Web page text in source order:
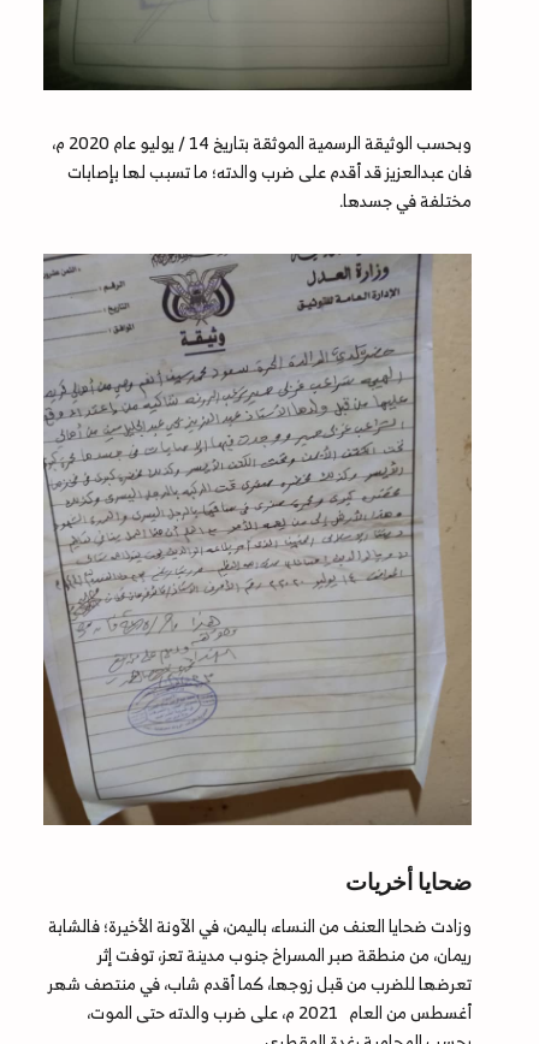
وبحسب الوثيقة الرسمية الموثقة بتاريخ 14 / يوليو عام 2020 م،
فان عبدالعزيز قد أقدم على ضرب والدته؛ ما تسبب لها بإصابات
مختلفة في جسدها.
ضحايا أخريات
وزادت ضحايا العنف من النساء، باليمن، في الآونة الأخيرة؛ فالشابة
ريمان، من منطقة صبر المسراخ جنوب مدينة تعز، توفت إثر
تعرضها للضرب من قبل زوجها، كما أقدم شاب، في منتصف شهر
أغسطس من العام 2021 م، على ضرب والدته حتى الموت،